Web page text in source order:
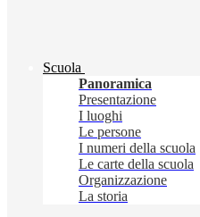
Scuola
Panoramica
Presentazione
I luoghi
Le persone
I numeri della scuola
Le carte della scuola
Organizzazione
La storia